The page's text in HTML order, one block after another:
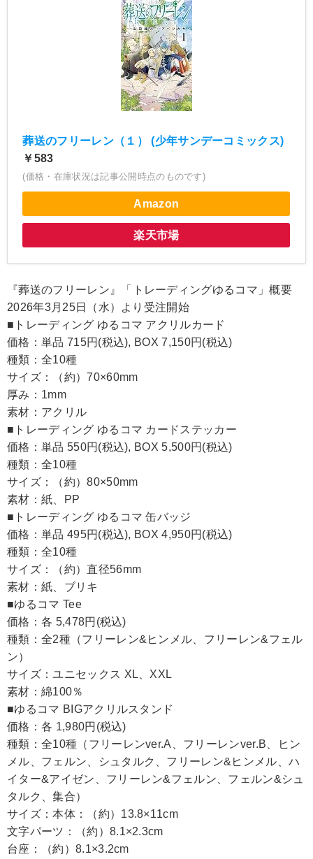
葬送のフリーレン（１） (少年サンデーコミックス)
￥583
(価格・在庫状況は記事公開時点のものです)
Amazon
楽天市場
『葬送のフリーレン』「トレーディングゆるコマ」概要
2026年3月25日（水）より受注開始
■トレーディング ゆるコマ アクリルカード
価格：単品 715円(税込), BOX 7,150円(税込)
種類：全10種
サイズ：（約）70×60mm
厚み：1mm
素材：アクリル
■トレーディング ゆるコマ カードステッカー
価格：単品 550円(税込), BOX 5,500円(税込)
種類：全10種
サイズ：（約）80×50mm
素材：紙、PP
■トレーディング ゆるコマ 缶バッジ
価格：単品 495円(税込), BOX 4,950円(税込)
種類：全10種
サイズ：（約）直径56mm
素材：紙、ブリキ
■ゆるコマ Tee
価格：各 5,478円(税込)
種類：全2種（フリーレン&ヒンメル、フリーレン&フェル
ン）
サイズ：ユニセックス XL、XXL
素材：綿100％
■ゆるコマ BIGアクリルスタンド
価格：各 1,980円(税込)
種類：全10種（フリーレンver.A、フリーレンver.B、ヒン
メル、フェルン、シュタルク、フリーレン&ヒンメル、ハ
イター&アイゼン、フリーレン&フェルン、フェルン&シュ
タルク、集合）
サイズ：本体：（約）13.8×11cm
文字パーツ：（約）8.1×2.3cm
台座：（約）8.1×3.2cm